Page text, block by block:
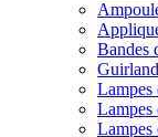
Bandes
Lampes
Lampes
Lampes